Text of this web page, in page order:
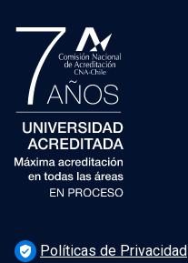
verified_user Políticas de Privacidad